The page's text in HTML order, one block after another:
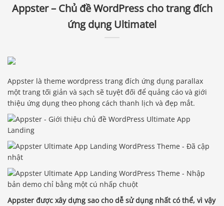
Appster – Chủ đề WordPress cho trang đích
ứng dụng Ultimatel
Appster là theme wordpress trang đích ứng dụng parallax
một trang tối giản và sạch sẽ tuyệt đối để quảng cáo và giới
thiệu ứng dụng theo phong cách thanh lịch và đẹp mắt.
Appster được xây dựng sao cho dễ sử dụng nhất có thể, vì vậy